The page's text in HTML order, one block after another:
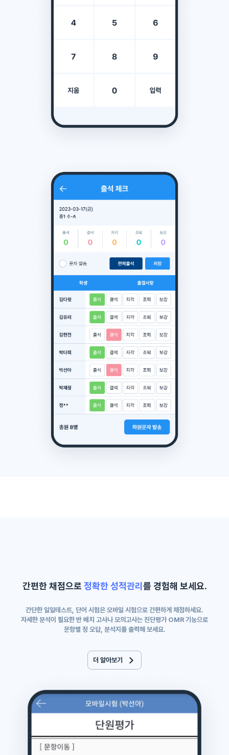
간편한 채점으로 정확한 성적관리를 경험해 보세요.
간단한 일일테스트, 단어 시험은 모바일 시험으로 간편하게 채점하세요.
자세한 분석이 필요한 반 배치 고사나 모의고사는 진단평가 OMR 기능으로
문항별 정 오답, 분석지를 출력해 보세요.
더 알아보기